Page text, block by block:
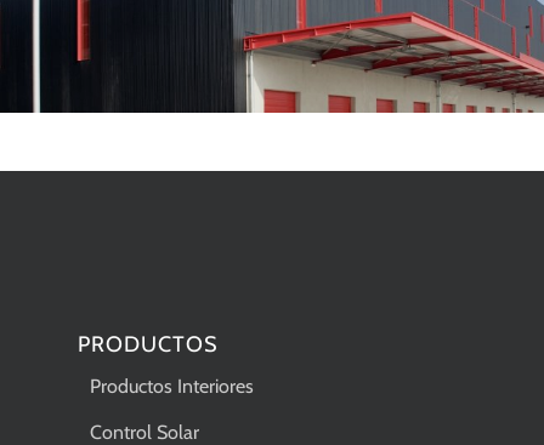
PRODUCTOS
Productos Interiores
Control Solar